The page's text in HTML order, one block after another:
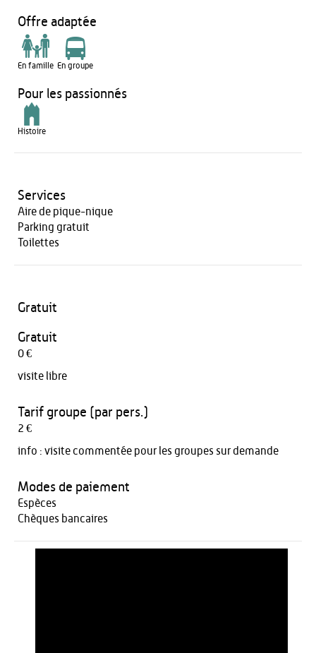
Offre adaptée
En famille En groupe
Pour les passionnés
Histoire
Services
Aire de pique-nique
Parking gratuit
Toilettes
Gratuit
Gratuit
0 €
visite libre
Tarif groupe (par pers.)
2 €
info : visite commentée pour les groupes sur demande
Modes de paiement
Espèces
Chèques bancaires